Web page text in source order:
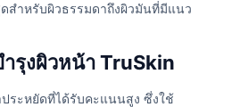
สำหรับผิวธรรมดาถึงผิวมันที่มีแนว
รุงผิวหน้า TruSkin
ระหยัดที่ได้รับคะแนนสูง ซึ่งใช้